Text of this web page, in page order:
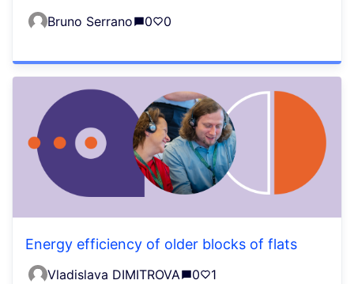
Bruno Serrano 0 0
Energy efficiency of older blocks of flats
Vladislava DIMITROVA 0 1